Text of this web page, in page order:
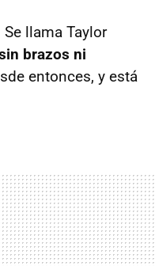
Se llama Taylor
brazos ni
entonces, y está